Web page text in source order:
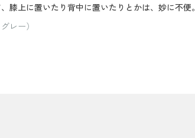
膝上に置いたり背中に置いたりとかは、妙に不便。
レー）